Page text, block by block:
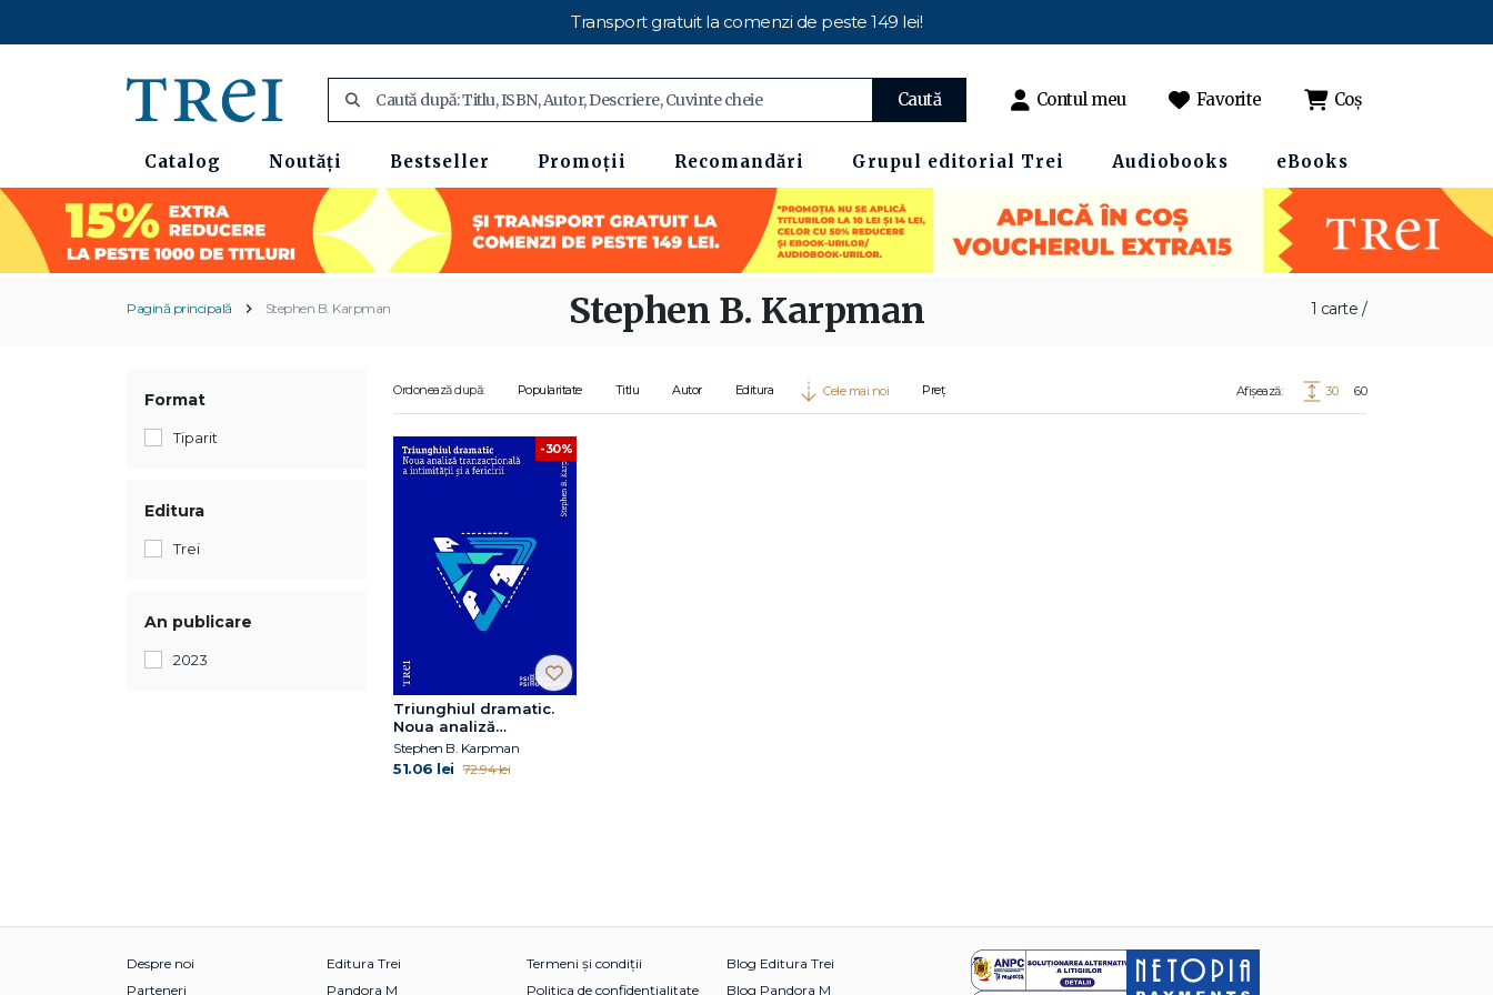
Transport gratuit la comenzi de peste 149 lei!
Caută Contul meu Favorite Coș
Catalog Noutăți Bestseller Promoții Recomandări Grupul editorial Trei Audiobooks eBooks
Pagină principală Stephen B. Karpman 1 carte /
Stephen B. Karpman
Format
Tiparit
Editura
Trei
An publicare
2023
Ordonează după: Popularitate Titlu Autor Editura Cele mai noi Preț Afișează: 30 60
-30%
Triunghiul dramatic.
Noua analiză
tranzacțională a
intimității și a fericirii
Stephen B. Karpman
51.06 lei 72.94 lei
Despre noi
Parteneri
Editura Trei
Pandora M
Termeni și condiții
Politica de confidențialitate
Blog Editura Trei
Blog Pandora M